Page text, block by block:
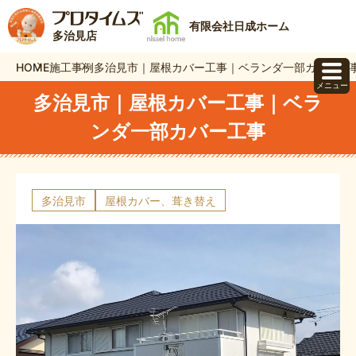
多治見店
有限会社日成ホーム
HOME施工事例多治見市｜屋根カバー工事｜ベランダ一部カバー工
多治見市｜屋根カバー工事｜ベラ
ンダ一部カバー工事
多治見市 屋根カバー、葺き替え
メニュー